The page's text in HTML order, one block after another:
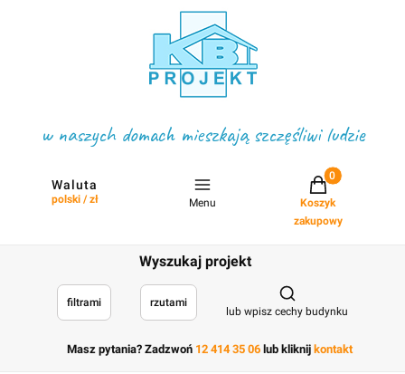
w naszych domach mieszkają szczęśliwi ludzie
Waluta
polski / zł Menu
Projekty w
Koszyk
zakupowy
Wyszukaj projekt
filtrami rzutami
Otwórz
lub wpisz cechy budynku
Masz pytania? Zadzwoń 12 414 35 06 lub kliknij kontakt